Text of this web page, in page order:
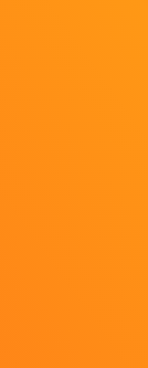
Als
sie trotz
des Rock 'n'